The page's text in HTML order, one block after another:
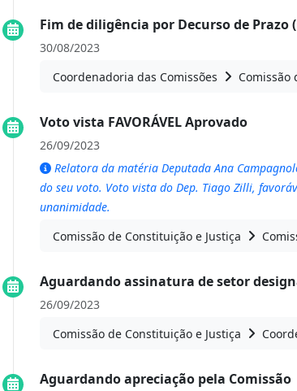
Fim de diligência por Decurso de Prazo
30/08/2023
Coordenadoria das Comissões
Comissão
Voto vista FAVORÁVEL Aprovado
26/09/2023
Relatora da matéria Deputada Ana
do seu voto. Voto vista do Dep. Tiago Zilli,
unanimidade.
Comissão de Constituição e Justiça
Aguardando assinatura de setor
26/09/2023
Comissão de Constituição e Justiça
Aguardando apreciação pela Comissão